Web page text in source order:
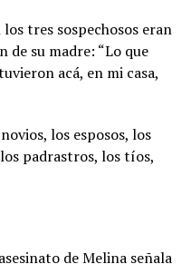
tres sospechosos eran
de su madre: “Lo que
acá, en mi casa,
los esposos, los
padrastros, los tíos,
de Melina señala